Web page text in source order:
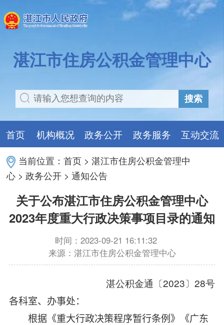
湛江市住房公积金管理中心
搜索
首页 机构概况 政务公开 政务服务 互动交流
当前位置：首页 >湛江市住房公积金管理中
心 >政务公开 >通知公告
关于公布湛江市住房公积金管理中心
2023年度重大行政决策事项目录的通知
时间：2023-09-21 16:11:32
来源：湛江市住房公积金管理中心
湛公积金通〔2023〕28号
各科室、办事处：
根据《重大行政决策程序暂行条例》《广东